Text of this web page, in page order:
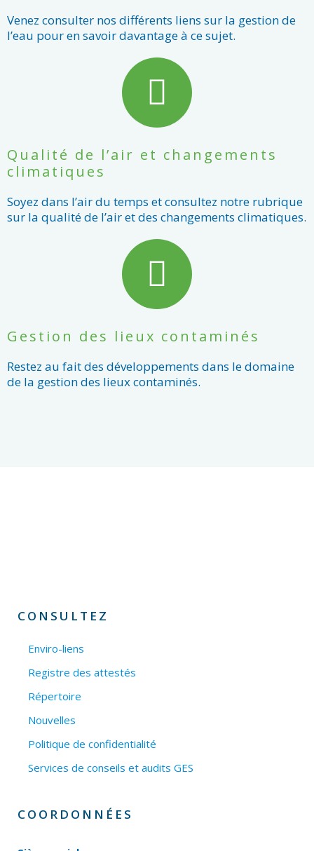
Venez consulter nos différents liens sur la gestion de
l’eau pour en savoir davantage à ce sujet.
Qualité de l’air et changements
climatiques
Soyez dans l’air du temps et consultez notre rubrique
sur la qualité de l’air et des changements climatiques.
Gestion des lieux contaminés
Restez au fait des développements dans le domaine
de la gestion des lieux contaminés.
CONSULTEZ
Enviro-liens
Registre des attestés
Répertoire
Nouvelles
Politique de confidentialité
Services de conseils et audits GES
COORDONNÉES